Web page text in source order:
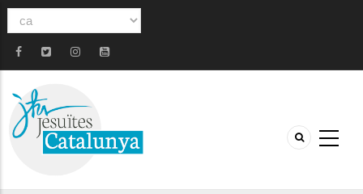
Select
language